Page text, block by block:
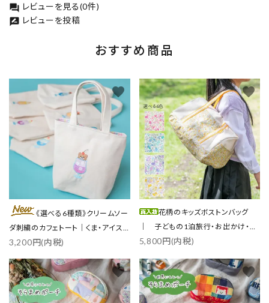
forum レビューを見る(0件)
rate_review レビューを投稿
おすすめ商品
《選べる6種類》クリームソー
ダ刺繍のカフェトート｜くま・アイス
／各3色
3,200円(内税)
favorite
花柄のキッズボストンバッグ
｜ 子どもの1泊旅行・お出かけ・ス
ポーツに
5,800円(内税)
favorite
favorite favorite